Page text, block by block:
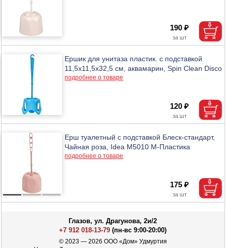
190 ₽
Ершик для унитаза пластик. с подставкой
11,5х11,5х32,5 см, аквамарин, Spin Clean Disco
подробнее о товаре
120 ₽
Ерш туалетный с подставкой Блеск-стандарт,
Чайная роза, Idea М5010 М-Пластика
подробнее о товаре
175 ₽
Глазов, ул. Драгунова, 2и/2
+7 912 018-13-79 (пн-вс 9:00-20:00)
© 2023 — 2026 ООО «Дом» Удмуртия